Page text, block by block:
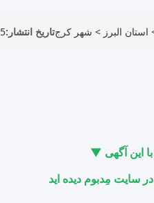
استان البرز > شهر کرجتاریخ انتشار:5 اردیبهشت 1405
این آگهی ▼
سایت مِدبوم دیده اید